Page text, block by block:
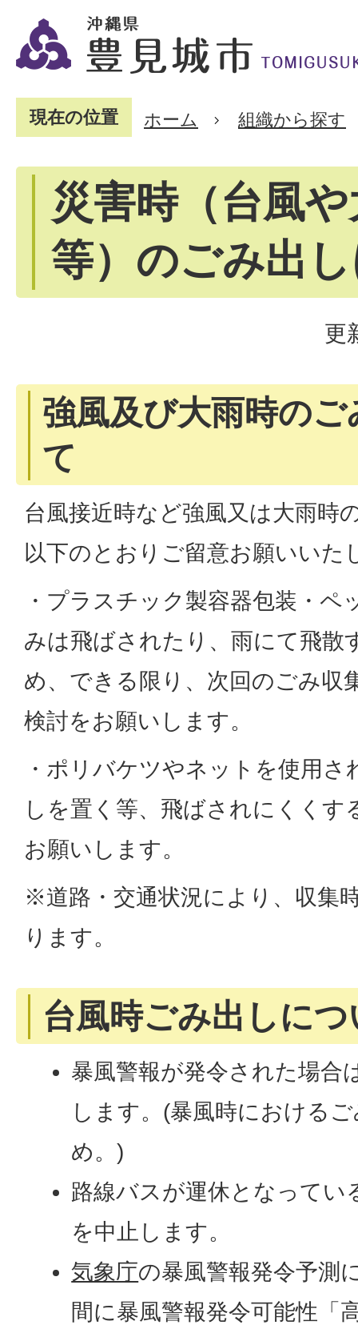
現在の位置 ホーム 組織から探す
災害時（台風
等）のごみ出
更
強風及び大雨時の
て
台風接近時など強風又は大雨時
以下のとおりご留意お願いいた
・プラスチック製容器包装・ペ
みは飛ばされたり、雨にて飛散
め、できる限り、次回のごみ収
検討をお願いします。
・ポリバケツやネットを使用
しを置く等、飛ばされにくくす
お願いします。
※道路・交通状況により、収集
ります。
台風時ごみ出しにつ
暴風警報が発令された場合
します。(暴風時における
め。)
路線バスが運休となってい
を中止します。
気象庁の暴風警報発令予測
間に暴風警報発令可能性「